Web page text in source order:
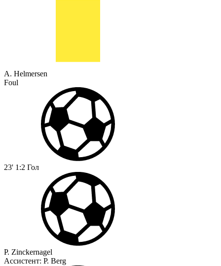
A. Helmersen
Foul
23' 1:2 Гол
P. Zinckernagel
Ассистент: P. Berg